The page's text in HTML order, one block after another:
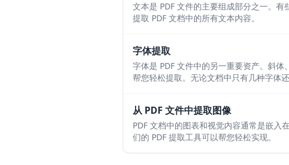
文本是 PDF 文件的主要组成部分之一。
提取 PDF 文档中的所有文本内容。
字体提取
字体是 PDF 文件中的另一重要资产。斜
帮您轻松提取。无论文档中只有几种字体
从 PDF 文件中提取图像
PDF 文档中的图表和视觉内容通常是嵌入
们的 PDF 提取工具可以帮您轻松实现。